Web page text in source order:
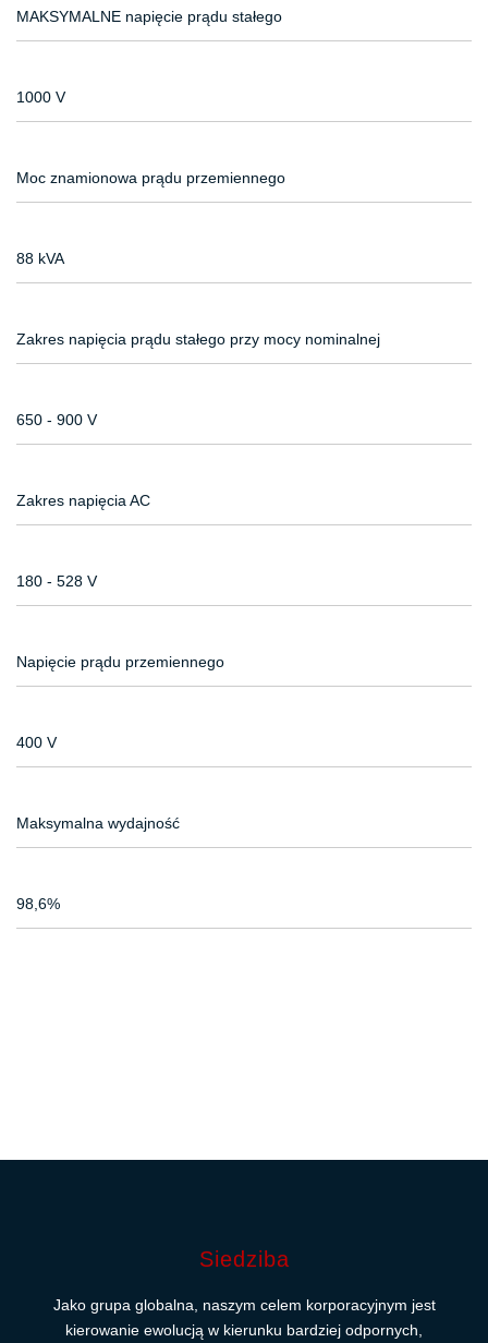
MAKSYMALNE napięcie prądu stałego
1000 V
Moc znamionowa prądu przemiennego
88 kVA
Zakres napięcia prądu stałego przy mocy nominalnej
650 - 900 V
Zakres napięcia AC
180 - 528 V
Napięcie prądu przemiennego
400 V
Maksymalna wydajność
98,6%
Siedziba
Jako grupa globalna, naszym celem korporacyjnym jest
kierowanie ewolucją w kierunku bardziej odpornych,